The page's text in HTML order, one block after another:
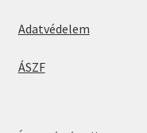
Adatvédelem
ÁSZF